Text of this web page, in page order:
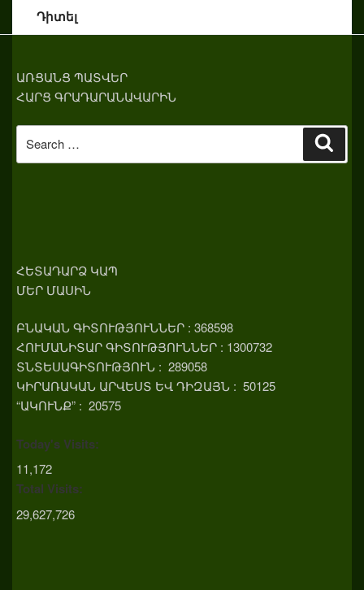
Դիտել
ԱՌՑԱՆՑ ՊԱՏՎԵՐ
ՀԱՐՑ ԳՐԱԴԱՐԱՆԱՎԱՐԻՆ
for:
ՀԵՏԱԴԱՐՁ ԿԱՊ
ՄԵՐ ՄԱՍԻՆ
ԲՆԱԿԱՆ ԳԻՏՈՒԹՅՈՒՆՆԵՐ : 368598
ՀՈՒՄԱՆԻՏԱՐ ԳԻՏՈՒԹՅՈՒՆՆԵՐ : 1300732
ՏՆՏԵՍԱԳԻՏՈՒԹՅՈՒՆ : 289058
ԿԻՐԱՌԱԿԱՆ ԱՐՎԵՍՏ ԵՎ ԴԻԶԱՅՆ : 50125
“ԱԿՈՒՆՔ” : 20575
Today's Visits:
11,172
Total Visits:
29,627,726